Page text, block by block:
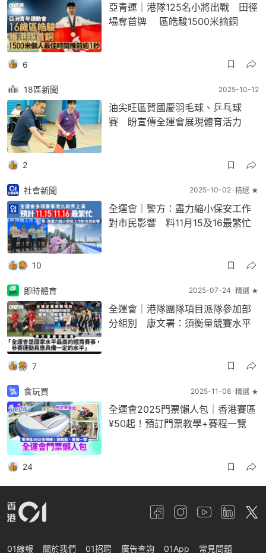
亞青運｜港隊125名小將出戰 田徑
場奪首牌 區皓駿1500米摘銅
6
18區新聞 2025-10-12
油尖旺區賀國慶羽毛球、乒乓球
賽 盼宣傳全運會展現體育活力
2
社會新聞 2025-10-02 精選 ★
全運會｜警方：盡力縮小保安工作
對市民影響 料11月15及16最繁忙
10
即時體育 2025-07-24 精選 ★
全運會｜港隊團隊項目派隊參加部
分組別 康文署：須衡量競賽水平
7
食玩買 2025-11-08 精選 ★
全運會2025門票懶人包｜香港賽區
¥50起！預訂門票教學+賽程一覽
24
01線報 關於我們 01招聘 廣告查詢 01App 常見問題